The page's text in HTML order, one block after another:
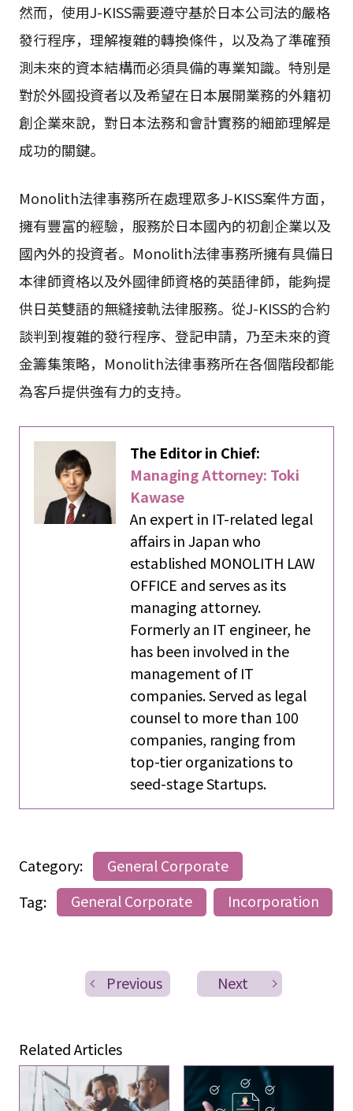
然而，使用J-KISS需要遵守基於日本公司法的嚴格
發行程序，理解複雜的轉換條件，以及為了準確預
測未來的資本結構而必須具備的專業知識。特別是
對於外國投資者以及希望在日本展開業務的外籍初
創企業來說，對日本法務和會計實務的細節理解是
成功的關鍵。
Monolith法律事務所在處理眾多J-KISS案件方面，
擁有豐富的經驗，服務於日本國內的初創企業以及
國內外的投資者。Monolith法律事務所擁有具備日
本律師資格以及外國律師資格的英語律師，能夠提
供日英雙語的無縫接軌法律服務。從J-KISS的合約
談判到複雜的發行程序、登記申請，乃至未來的資
金籌集策略，Monolith法律事務所在各個階段都能
為客戶提供強有力的支持。
The Editor in Chief:
Managing Attorney: Toki
Kawase
An expert in IT-related legal
affairs in Japan who
established MONOLITH LAW
OFFICE and serves as its
managing attorney.
Formerly an IT engineer, he
has been involved in the
management of IT
companies. Served as legal
counsel to more than 100
companies, ranging from
top-tier organizations to
seed-stage Startups.
Category:
General Corporate
Tag:
General Corporate Incorporation
Previous Next
Related Articles